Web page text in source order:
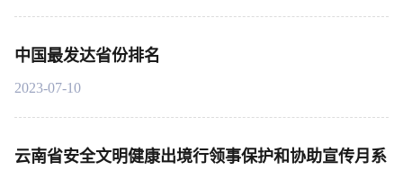
中国最发达省份排名
2023-07-10
云南省安全文明健康出境行领事保护和协助宣传月系